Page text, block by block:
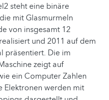
steht eine binäre
mit Glasmurmeln
von insgesamt 12
und 2011 auf dem
präsentiert. Die im
zeigt auf
ein Computer Zahlen
Elektronen werden mit